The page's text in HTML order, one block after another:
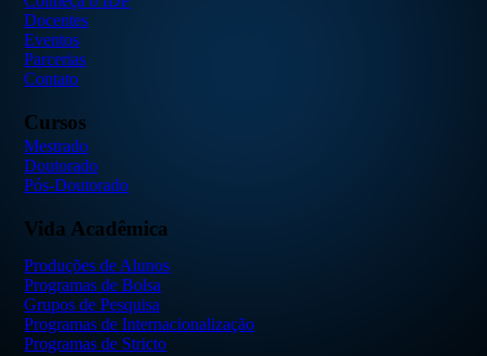
Docentes
Eventos
Parcerias
Contato
Cursos
Mestrado
Doutorado
Pós-Doutorado
Vida Acadêmica
Produções de Alunos
Programas de Bolsa
Grupos de Pesquisa
Programas de Internacionalização
Programas de Stricto